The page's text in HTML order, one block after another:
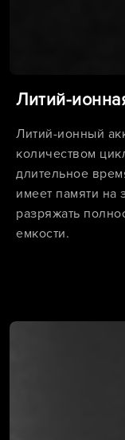
Литий-
Литий-ионный
количеством
длительное
имеет памяти на
разряжать
емкости.